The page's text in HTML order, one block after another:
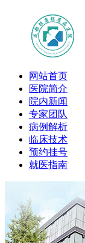
网站首页
医院简介
院内新闻
专家团队
病例解析
临床技术
预约挂号
就医指南